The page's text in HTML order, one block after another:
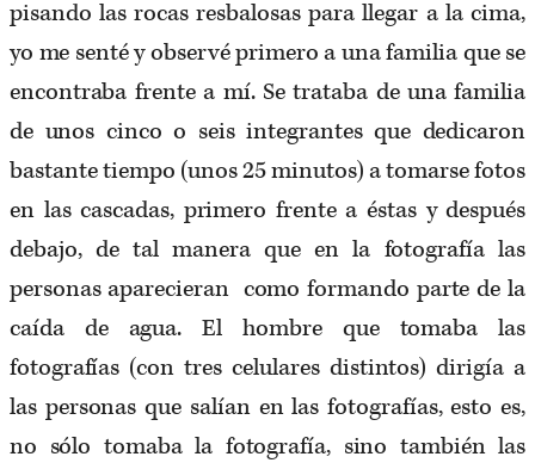
pisando las rocas resbalosas para llegar a la cima,
yo me senté y observé primero a una familia que se
encontraba frente a mí. Se trataba de una familia
de unos cinco o seis integrantes que dedicaron
bastante tiempo (unos 25 minutos) a tomarse fotos
en las cascadas, primero frente a éstas y después
debajo, de tal manera que en la fotografía las
personas aparecieran como formando parte de la
caída de agua. El hombre que tomaba las
fotografías (con tres celulares distintos) dirigía a
las personas que salían en las fotografías, esto es,
no sólo tomaba la fotografía, sino también las